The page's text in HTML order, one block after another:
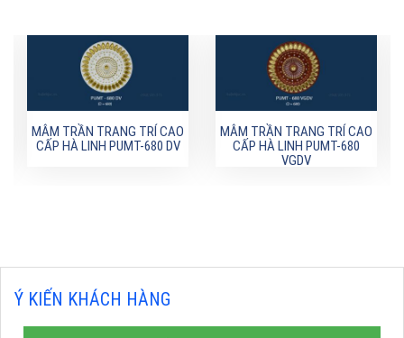
MÂM TRẦN TRANG TRÍ CAO
CẤP HÀ LINH PUMT-680 DV
MÂM TRẦN TRANG TRÍ CAO
CẤP HÀ LINH PUMT-680
VGDV
Ý KIẾN KHÁCH HÀNG